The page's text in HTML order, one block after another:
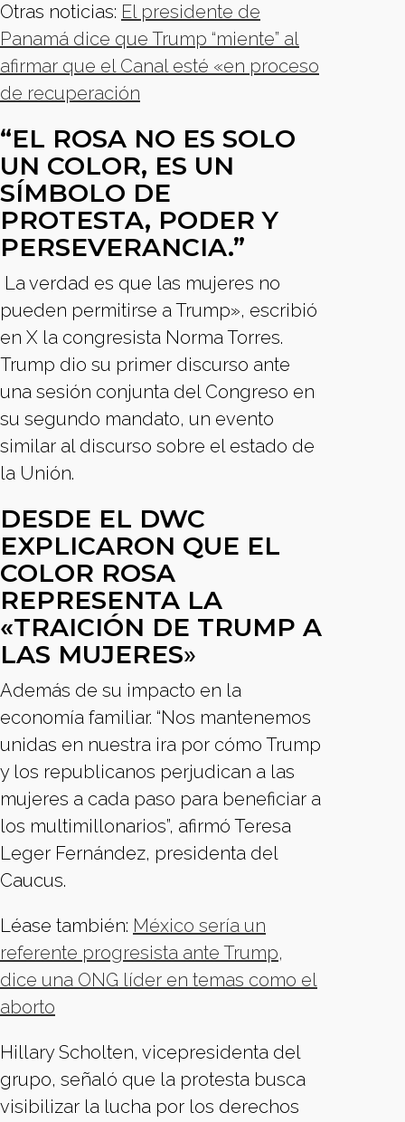
Otras noticias: El presidente de
Panamá dice que Trump “miente” al
afirmar que el Canal esté «en proceso
de recuperación
“EL ROSA NO ES SOLO
UN COLOR, ES UN
SÍMBOLO DE
PROTESTA, PODER Y
PERSEVERANCIA.”
La verdad es que las mujeres no
pueden permitirse a Trump», escribió
en X la congresista Norma Torres.
Trump dio su primer discurso ante
una sesión conjunta del Congreso en
su segundo mandato, un evento
similar al discurso sobre el estado de
la Unión.
DESDE EL DWC
EXPLICARON QUE EL
COLOR ROSA
REPRESENTA LA
«TRAICIÓN DE TRUMP A
LAS MUJERES»
Además de su impacto en la
economía familiar. “Nos mantenemos
unidas en nuestra ira por cómo Trump
y los republicanos perjudican a las
mujeres a cada paso para beneficiar a
los multimillonarios”, afirmó Teresa
Leger Fernández, presidenta del
Caucus.
Léase también: México sería un
referente progresista ante Trump,
dice una ONG líder en temas como el
aborto
Hillary Scholten, vicepresidenta del
grupo, señaló que la protesta busca
visibilizar la lucha por los derechos